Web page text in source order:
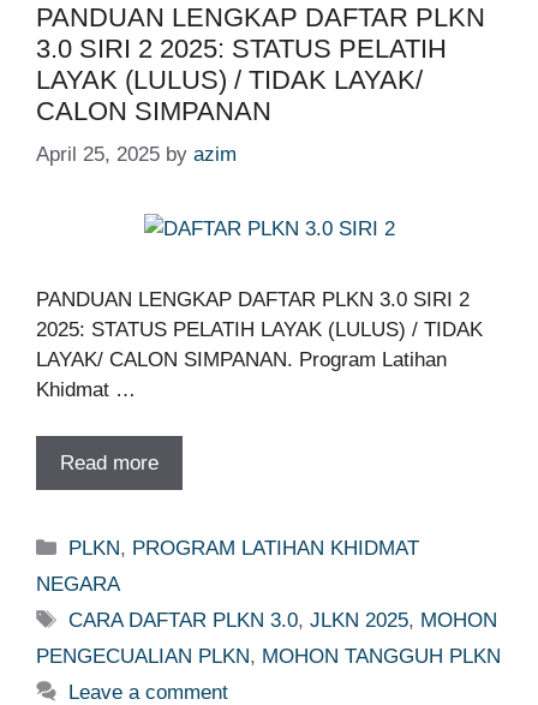
PANDUAN LENGKAP DAFTAR PLKN
3.0 SIRI 2 2025: STATUS PELATIH
LAYAK (LULUS) / TIDAK LAYAK/
CALON SIMPANAN
April 25, 2025 by azim
PANDUAN LENGKAP DAFTAR PLKN 3.0 SIRI 2
2025: STATUS PELATIH LAYAK (LULUS) / TIDAK
LAYAK/ CALON SIMPANAN. Program Latihan
Khidmat …
Read more
Categories
PLKN, PROGRAM LATIHAN KHIDMAT
NEGARA
Tags
CARA DAFTAR PLKN 3.0,JLKN 2025, MOHON
PENGECUALIAN PLKN, MOHON TANGGUH PLKN
Leave a comment